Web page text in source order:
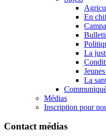
En
La
La
Médias
Inscription pour
Contact médias